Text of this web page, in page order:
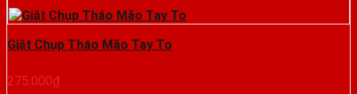
Giật Chụp Tháo Mão Tay To
275.000₫